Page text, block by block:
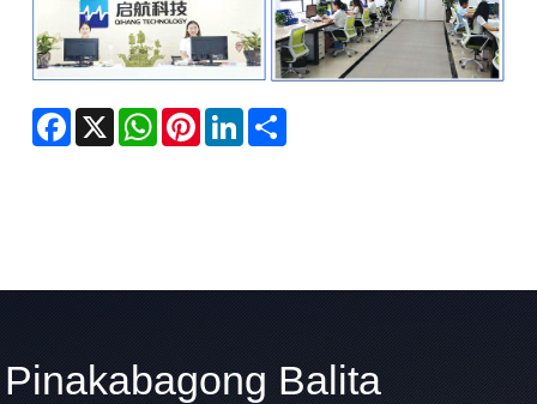
Facebook
X WhatsAppPinterestLinkedIn
Pinakabagong Balita